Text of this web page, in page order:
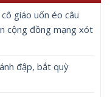
giáo uốn éo câu
cộng đồng mạng xót
đập, bắt quỳ